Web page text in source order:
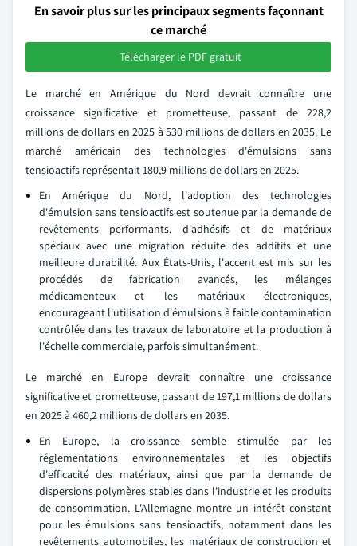
En savoir plus sur les principaux segments façonnant
ce marché
Télécharger le PDF gratuit
Le marché en Amérique du Nord devrait connaître une
croissance significative et prometteuse, passant de 228,2
millions de dollars en 2025 à 530 millions de dollars en 2035. Le
marché américain des technologies d'émulsions sans
tensioactifs représentait 180,9 millions de dollars en 2025.
En Amérique du Nord, l'adoption des technologies
d'émulsion sans tensioactifs est soutenue par la demande de
revêtements performants, d'adhésifs et de matériaux
spéciaux avec une migration réduite des additifs et une
meilleure durabilité. Aux États-Unis, l'accent est mis sur les
procédés de fabrication avancés, les mélanges
médicamenteux et les matériaux électroniques,
encourageant l'utilisation d'émulsions à faible contamination
contrôlée dans les travaux de laboratoire et la production à
l'échelle commerciale, parfois simultanément.
Le marché en Europe devrait connaître une croissance
significative et prometteuse, passant de 197,1 millions de dollars
en 2025 à 460,2 millions de dollars en 2035.
En Europe, la croissance semble stimulée par les
réglementations environnementales et les objectifs
d'efficacité des matériaux, ainsi que par la demande de
dispersions polymères stables dans l'industrie et les produits
de consommation. L'Allemagne montre un intérêt constant
pour les émulsions sans tensioactifs, notamment dans les
revêtements automobiles, les matériaux de construction et